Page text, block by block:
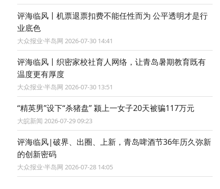
评海临风丨机票退票扣费不能任性而为 公平透明才是行
业底色
大众报业·半岛网 2026-07-30 14:41
评海临风丨织密家校社育人网络，让青岛暑期教育既有
温度更有厚度
大众报业·半岛网 2026-07-30 13:51
“精英男”设下“杀猪盘” 颍上一女子20天被骗117万元
大皖新闻 2026-07-29 09:23
评海临风|破界、出圈、上新，青岛啤酒节36年历久弥新
的创新密码
大众报业·半岛网 2026-07-28 14:05